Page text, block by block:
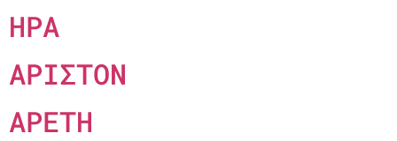
ΗΡΑ
ΑΡΙΣΤΟΝ
ΑΡΕΤΗ